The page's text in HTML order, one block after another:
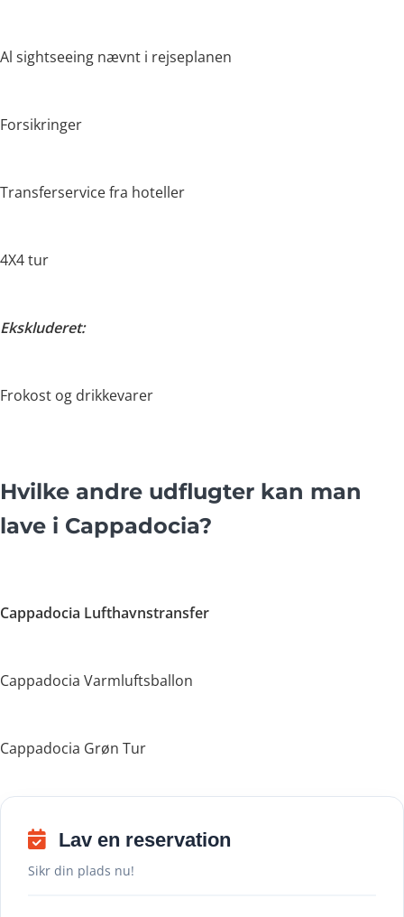
Al sightseeing nævnt i rejseplanen
Forsikringer
Transferservice fra hoteller
4X4 tur
Ekskluderet:
Frokost og drikkevarer
Hvilke andre udflugter kan man
lave i Cappadocia?
Cappadocia Lufthavnstransfer
Cappadocia Varmluftsballon
Cappadocia Grøn Tur
Lav en reservation
Sikr din plads nu!